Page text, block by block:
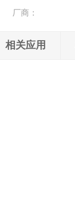
厂商：
相关应用